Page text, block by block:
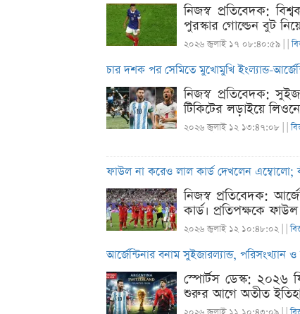
নিজস্ব প্রতিবেদক:
পুরস্কার গোল্ডেন বুট
২০২৬ জুলাই ১৭ ০৮:৪০:৫৯ | |
চার দশক পর সেমিতে মুখোমুখি ইংল্যান্ড-
নিজস্ব প্রতিবেদক:
টিকিটের লড়াইয়ে
২০২৬ জুলাই ১২ ১৩:৪৭:০৮ | |
ফাউল না করেও লাল কার্ড দেখলেন এম্বোলো;
নিজস্ব প্রতিবেদক:
কার্ড। প্রতিপক্ষকে
২০২৬ জুলাই ১২ ১০:৪৮:০২ | |
আর্জেন্টিনার বনাম সুইজারল্যান্ড, পরিসংখ্যান
স্পোর্টস ডেস্ক: ২০২৬
শুরুর আগে অতীত